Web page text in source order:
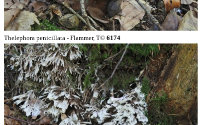
Thelephora penicillata - Flammer, T© 6174